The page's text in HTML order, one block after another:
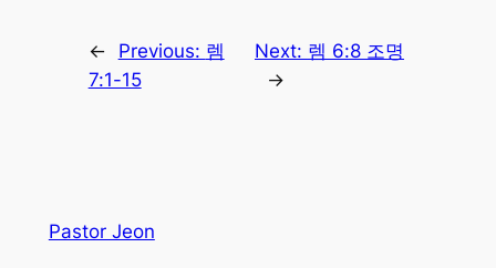
← Previous: 렘
7:1-15
Next: 렘 6:8 조명
→
Pastor Jeon